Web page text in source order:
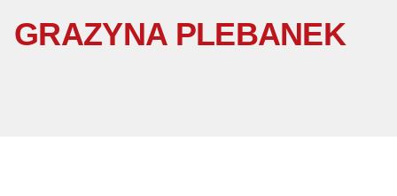
GRAZYNA PLEBANEK